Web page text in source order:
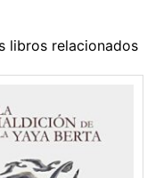
libros relacionados